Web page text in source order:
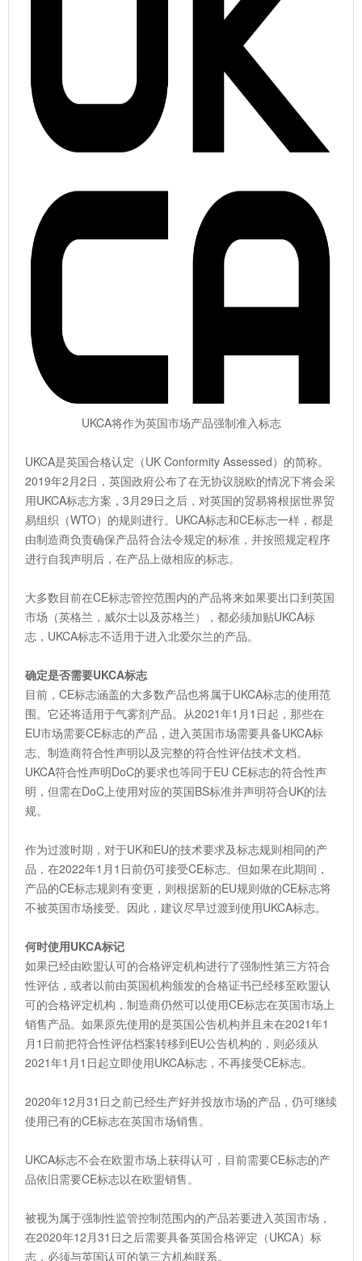
UKCA将作为英国市场产品强制准入标志
UKCA是英国合格认定（UK Conformity Assessed）的简称。
2019年2月2日，英国政府公布了在无协议脱欧的情况下将会采
用UKCA标志方案，3月29日之后，对英国的贸易将根据世界贸
易组织（WTO）的规则进行。UKCA标志和CE标志一样，都是
由制造商负责确保产品符合法令规定的标准，并按照规定程序
进行自我声明后，在产品上做相应的标志。
大多数目前在CE标志管控范围内的产品将来如果要出口到英国
市场（英格兰，威尔士以及苏格兰），都必须加贴UKCA标
志，UKCA标志不适用于进入北爱尔兰的产品。
确定是否需要UKCA标志
目前，CE标志涵盖的大多数产品也将属于UKCA标志的使用范
围。它还将适用于气雾剂产品。从2021年1月1日起，那些在
EU市场需要CE标志的产品，进入英国市场需要具备UKCA标
志、制造商符合性声明以及完整的符合性评估技术文档。
UKCA符合性声明DoC的要求也等同于EU CE标志的符合性声
明，但需在DoC上使用对应的英国BS标准并声明符合UK的法
规。
作为过渡时期，对于UK和EU的技术要求及标志规则相同的产
品，在2022年1月1日前仍可接受CE标志。但如果在此期间，
产品的CE标志规则有变更，则根据新的EU规则做的CE标志将
不被英国市场接受。因此，建议尽早过渡到使用UKCA标志。
何时使用UKCA标记
如果已经由欧盟认可的合格评定机构进行了强制性第三方符合
性评估，或者以前由英国机构颁发的合格证书已经移至欧盟认
可的合格评定机构，制造商仍然可以使用CE标志在英国市场上
销售产品。如果原先使用的是英国公告机构并且未在2021年1
月1日前把符合性评估档案转移到EU公告机构的，则必须从
2021年1月1日起立即使用UKCA标志，不再接受CE标志。
2020年12月31日之前已经生产好并投放市场的产品，仍可继续
使用已有的CE标志在英国市场销售。
UKCA标志不会在欧盟市场上获得认可，目前需要CE标志的产
品依旧需要CE标志以在欧盟销售。
被视为属于强制性监管控制范围内的产品若要进入英国市场，
在2020年12月31日之后需要具备英国合格评定（UKCA）标
志，必须与英国认可的第三方机构联系。